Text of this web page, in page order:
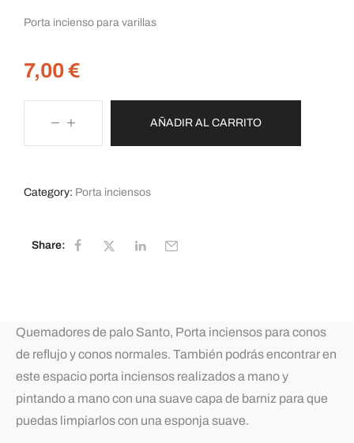
Porta incienso para varillas
7,00€
AÑADIR AL CARRITO
Category: Porta inciensos
Share:
Quemadores de palo Santo, Porta inciensos para conos
de reflujo y conos normales. También podrás encontrar en
este espacio porta inciensos realizados a mano y
pintando a mano con una suave capa de barniz para que
puedas limpiarlos con una esponja suave.